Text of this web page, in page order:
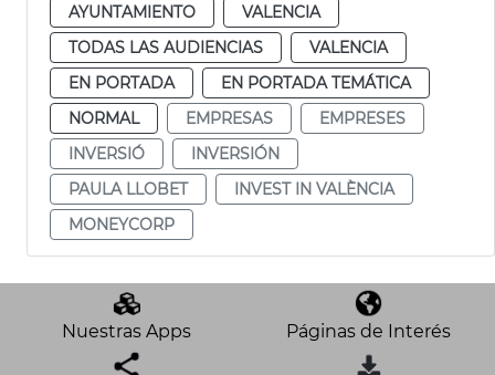
AYUNTAMIENTO
VALENCIA
TODAS LAS AUDIENCIAS
VALENCIA
EN PORTADA
EN PORTADA TEMÁTICA
NORMAL
EMPRESAS
EMPRESES
INVERSIÓ
INVERSIÓN
PAULA LLOBET
INVEST IN VALÈNCIA
MONEYCORP
Nuestras Apps Páginas de Interés